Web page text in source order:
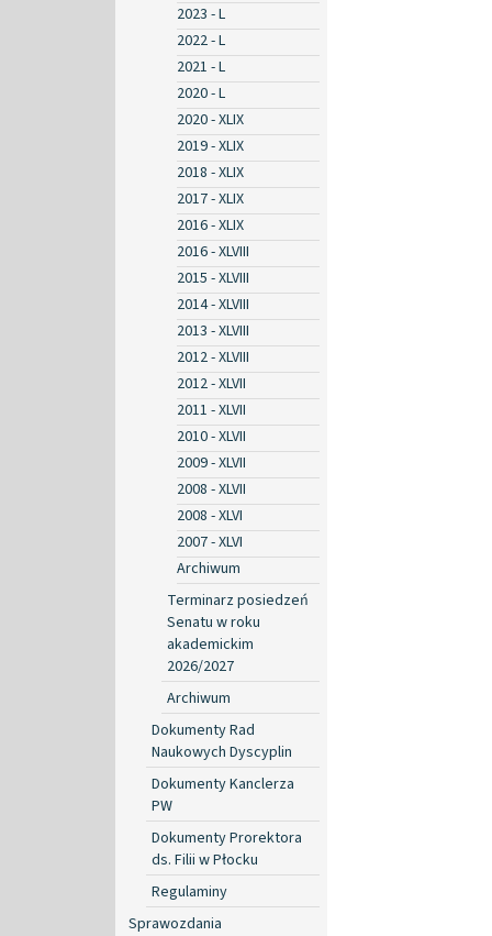
2023 - L
2022 - L
2021 - L
2020 - L
2020 - XLIX
2019 - XLIX
2018 - XLIX
2017 - XLIX
2016 - XLIX
2016 - XLVIII
2015 - XLVIII
2014 - XLVIII
2013 - XLVIII
2012 - XLVIII
2012 - XLVII
2011 - XLVII
2010 - XLVII
2009 - XLVII
2008 - XLVII
2008 - XLVI
2007 - XLVI
Archiwum
Terminarz posiedzeń
Senatu w roku
akademickim
2026/2027
Archiwum
Dokumenty Rad
Naukowych Dyscyplin
Dokumenty Kanclerza
PW
Dokumenty Prorektora
ds. Filii w Płocku
Regulaminy
Sprawozdania